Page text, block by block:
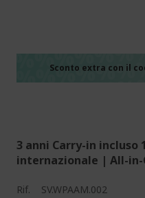
Sconto extra con il
3 anni Carry-in incluso
internazionale | All-in-
Rif. SV.WPAAM.002